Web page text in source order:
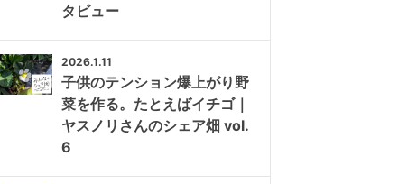
タビュー
2026.1.11
子供のテンション爆上がり野
菜を作る。たとえばイチゴ｜
ヤスノリさんのシェア畑 vol.
6